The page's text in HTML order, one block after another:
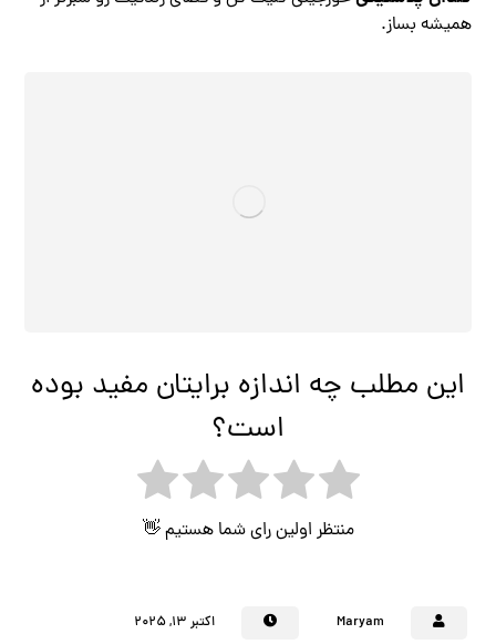
همیشه بساز.
این مطلب چه اندازه برایتان مفید بوده
است؟
منتظر اولین رای شما هستیم 👋
Maryam اکتبر 13, 2025